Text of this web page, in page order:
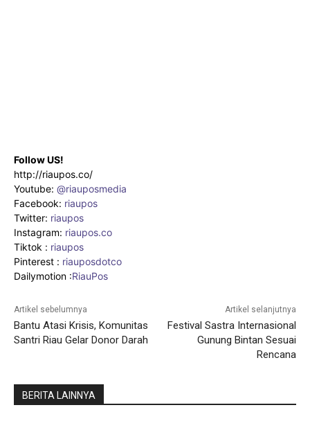
Follow US!
http://riaupos.co/
Youtube: @riauposmedia
Facebook: riaupos
Twitter: riaupos
Instagram: riaupos.co
Tiktok : riaupos
Pinterest : riauposdotco
Dailymotion :RiauPos
Artikel sebelumnya
Bantu Atasi Krisis, Komunitas
Santri Riau Gelar Donor Darah
Artikel selanjutnya
Festival Sastra Internasional
Gunung Bintan Sesuai
Rencana
BERITA LAINNYA